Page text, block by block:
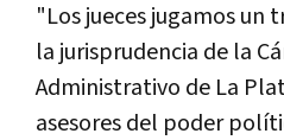
"Los jueces jugamos un
la jurisprudencia de la
Administrativo de La
asesores del poder